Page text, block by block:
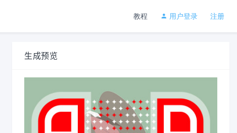
注册
用户登录
教程
生成预览